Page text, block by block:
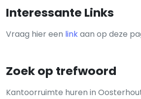
Interessante Links
Vraag hier een linkaan op deze
Zoek op trefwoord
Kantoorruimte huren in